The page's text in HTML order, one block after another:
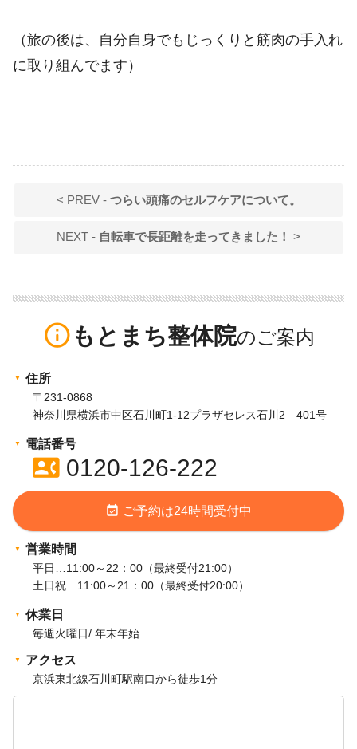
（旅の後は、自分自身でもじっくりと筋肉の手入れ
に取り組んでます）
< PREV - つらい頭痛のセルフケアについて。
NEXT - 自転車で長距離を走ってきました！ >
info_outline もとまち整体院
住所
〒231-0868
神奈川県横浜市中区石川町1-12プラザセレス石川2 401号
電話番号
contact_phone0120-126-222
event_available ご予約は24時間受付中
営業時間
平日…11:00～22：00（最終受付21:00）
土日祝…11:00～21：00（最終受付20:00）
休業日
毎週火曜日/ 年末年始
アクセス
京浜東北線石川町駅南口から徒歩1分